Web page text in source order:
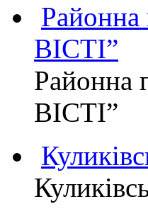
Районна
ВІСТІ”
Районна
ВІСТІ”